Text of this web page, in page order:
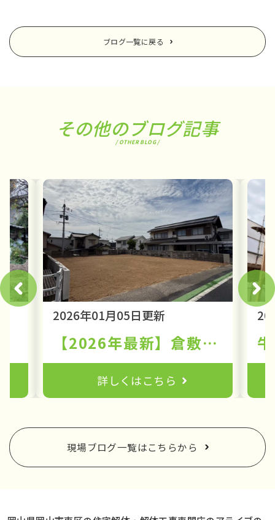
ブログ一覧に戻る
その他のブログ記事
/ OTHER BLOG /
2026年01月05日更新
【2026年最新】倉敷市福島の解体費用相場を徹底解説！坪単価の目安と地域密着の工事実績を紹介
詳しくはこちら
現場ブログ一覧はこちらから